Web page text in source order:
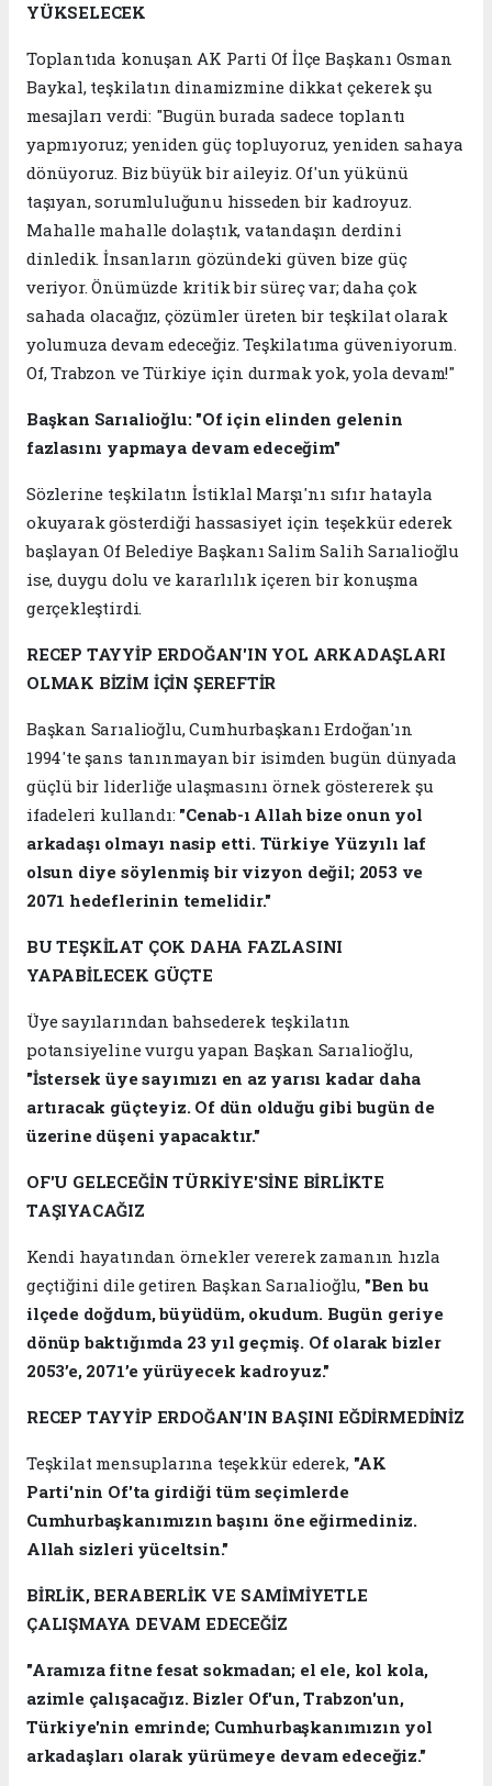
YÜKSELECEK
Toplantıda konuşan AK Parti Of İlçe Başkanı Osman
Baykal, teşkilatın dinamizmine dikkat çekerek şu
mesajları verdi: "Bugün burada sadece toplantı
yapmıyoruz; yeniden güç topluyoruz, yeniden sahaya
dönüyoruz. Biz büyük bir aileyiz. Of'un yükünü
taşıyan, sorumluluğunu hisseden bir kadroyuz.
Mahalle mahalle dolaştık, vatandaşın derdini
dinledik. İnsanların gözündeki güven bize güç
veriyor. Önümüzde kritik bir süreç var; daha çok
sahada olacağız, çözümler üreten bir teşkilat olarak
yolumuza devam edeceğiz. Teşkilatıma güveniyorum.
Of, Trabzon ve Türkiye için durmak yok, yola devam!"
Başkan Sarıalioğlu: "Of için elinden gelenin
fazlasını yapmaya devam edeceğim"
Sözlerine teşkilatın İstiklal Marşı'nı sıfır hatayla
okuyarak gösterdiği hassasiyet için teşekkür ederek
başlayan Of Belediye Başkanı Salim Salih Sarıalioğlu
ise, duygu dolu ve kararlılık içeren bir konuşma
gerçekleştirdi.
RECEP TAYYİP ERDOĞAN'IN YOL ARKADAŞLARI
OLMAK BİZİM İÇİN ŞEREFTİR
Başkan Sarıalioğlu, Cumhurbaşkanı Erdoğan'ın
1994'te şans tanınmayan bir isimden bugün dünyada
güçlü bir liderliğe ulaşmasını örnek göstererek şu
ifadeleri kullandı: "Cenab-ı Allah bize onun yol
arkadaşı olmayı nasip etti. Türkiye Yüzyılı laf
olsun diye söylenmiş bir vizyon değil; 2053 ve
2071 hedeflerinin temelidir."
BU TEŞKİLAT ÇOK DAHA FAZLASINI
YAPABİLECEK GÜÇTE
Üye sayılarından bahsederek teşkilatın
potansiyeline vurgu yapan Başkan Sarıalioğlu,
"İstersek üye sayımızı en az yarısı kadar daha
artıracak güçteyiz. Of dün olduğu gibi bugün de
üzerine düşeni yapacaktır."
OF'U GELECEĞİN TÜRKİYE'SİNE BİRLİKTE
TAŞIYACAĞIZ
Kendi hayatından örnekler vererek zamanın hızla
geçtiğini dile getiren Başkan Sarıalioğlu, "Ben bu
ilçede doğdum, büyüdüm, okudum. Bugün geriye
dönüp baktığımda 23 yıl geçmiş. Of olarak bizler
2053’e, 2071’e yürüyecek kadroyuz."
RECEP TAYYİP ERDOĞAN'IN BAŞINI EĞDİRMEDİNİZ
Teşkilat mensuplarına teşekkür ederek, "AK
Parti'nin Of'ta girdiği tüm seçimlerde
Cumhurbaşkanımızın başını öne eğirmediniz.
Allah sizleri yüceltsin."
BİRLİK, BERABERLİK VE SAMİMİYETLE
ÇALIŞMAYA DEVAM EDECEĞİZ
"Aramıza fitne fesat sokmadan; el ele, kol kola,
azimle çalışacağız. Bizler Of'un, Trabzon'un,
Türkiye'nin emrinde; Cumhurbaşkanımızın yol
arkadaşları olarak yürümeye devam edeceğiz."